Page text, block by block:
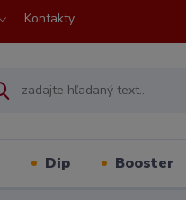
Kontakty
Dip Booster